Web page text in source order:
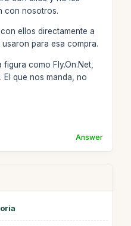
con nosotros.
ellos directamente a
para esa compra.
como Fly.On.Net,
que nos manda, no
Answer